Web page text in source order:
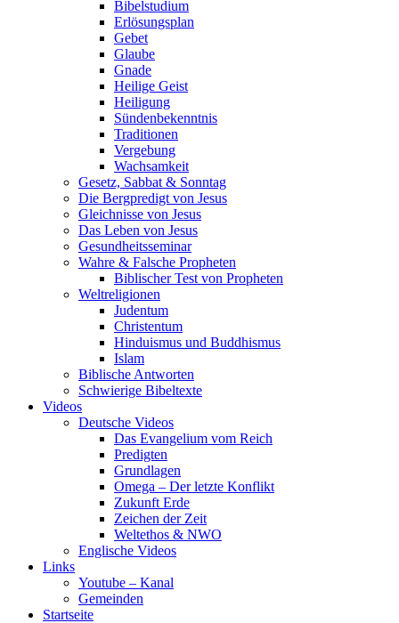
Bibelstudium
Erlösungsplan
Gebet
Glaube
Gnade
Heilige Geist
Heiligung
Sündenbekenntnis
Traditionen
Vergebung
Wachsamkeit
Gesetz, Sabbat & Sonntag
Die Bergpredigt von Jesus
Gleichnisse von Jesus
Das Leben von Jesus
Gesundheitsseminar
Wahre & Falsche Propheten
Biblischer Test von Propheten
Weltreligionen
Judentum
Christentum
Hinduismus und Buddhismus
Islam
Biblische Antworten
Schwierige Bibeltexte
Videos
Deutsche Videos
Das Evangelium vom Reich
Predigten
Grundlagen
Omega – Der letzte Konflikt
Zukunft Erde
Zeichen der Zeit
Weltethos & NWO
Englische Videos
Links
Youtube – Kanal
Gemeinden
Startseite